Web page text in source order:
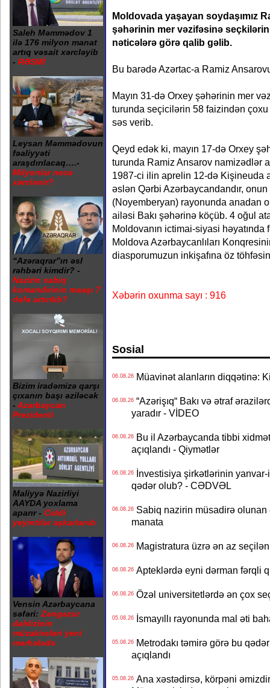
Saleh Məmmədov 1
ilə 176 milyon manat
artıq vəsait xərcləyib
- RƏSMİ
Leysan Məmmədovun
fəaliyyəti
araşdırılacaq….-
Milyonlar necə
xərclənir?
“Azəraqrar”ın əsl
rəhbəri kimdir? -
Nazirin sabiq
komandirinin maaşı 7
dəfə artırılıb?
Bizim iradəmizə qarşı
çıxanın başı əziləcək
- Azərbaycan
Prezidenti
Maliyyə Nazirliyi
AAYDA yoxlama
aparır - Ciddi
yeyintilər aşkarlanıb
Vensin Azərbaycana
səfəri: Zəngəzur
dəhlizinin
müzakirələri yeni
mərhələdə
Moldovada yaşayan soydaşımız
şəhərinin mer vəzifəsinə
nəticələrə görə qalib gəlib.
Bu barədə Azərtac-a Ramiz
Mayın 31-də Orxey şəhərinin mer
turunda seçicilərin 58 faizindən
səs verib.
Qeyd edək ki, mayın 17-də Orxey
turunda Ramiz Ansarov namizədlər
1987-ci ilin aprelin 12-də Kişineuda
əslən Qərbi Azərbaycandandır, onun
(Noyemberyan) rayonunda anadan
ailəsi Bakı şəhərinə köçüb. 4 oğul
Moldovanın ictimai-siyasi həyatında
Moldova Azərbaycanlıları
diasporumuzun inkişafına öz
Xəbərin oxunma sayı : 916
Sosial
06.08.26Müavinət alanların diqqətinə:
06.08.26“Azərişıq“ Bakı və ətraf
yaradır - VİDEO
06.08.26Bu il Azərbaycanda tibbi
açıqlandı - Qiymətlər
06.08.26İnvestisiya şirkətlərinin yanvar-
qədər olub? - CƏDVƏL
06.08.26Sabiq nazirin müsadirə olunan
manata
06.08.26Magistratura üzrə ən az
06.08.26Apteklərdə eyni dərman fərqli
06.08.26Özəl universitetlərdə ən çox
05.08.26İsmayıllı rayonunda mal əti
05.08.26Metrodakı təmirə görə bu
açıqlandı
05.08.26Ana xəstədirsə, körpəni